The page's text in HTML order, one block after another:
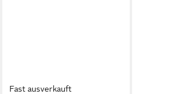
Fast ausverkauft